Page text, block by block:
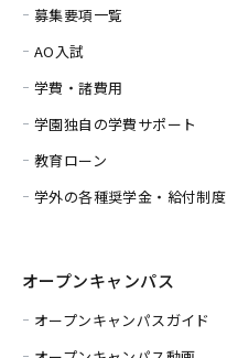
募集要項一覧
AO入試
学費・諸費用
学園独自の学費サポート
教育ローン
学外の各種奨学金・給付制度
オープンキャンパス
オープンキャンパスガイド